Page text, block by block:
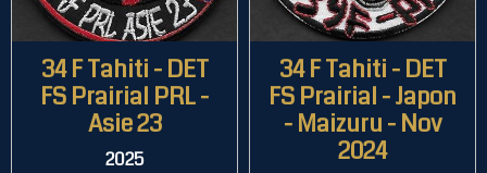
34 F Tahiti - DET
FS Prairial PRL -
Asie 23
2025
34 F Tahiti - DET
FS Prairial - Japon
- Maizuru - Nov
2024